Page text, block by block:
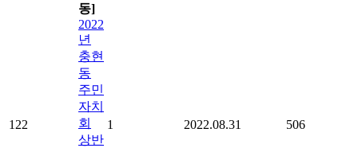
122
동]
2022
년
충현
동
주민
자치
회
상반
1 2022.08.31 506